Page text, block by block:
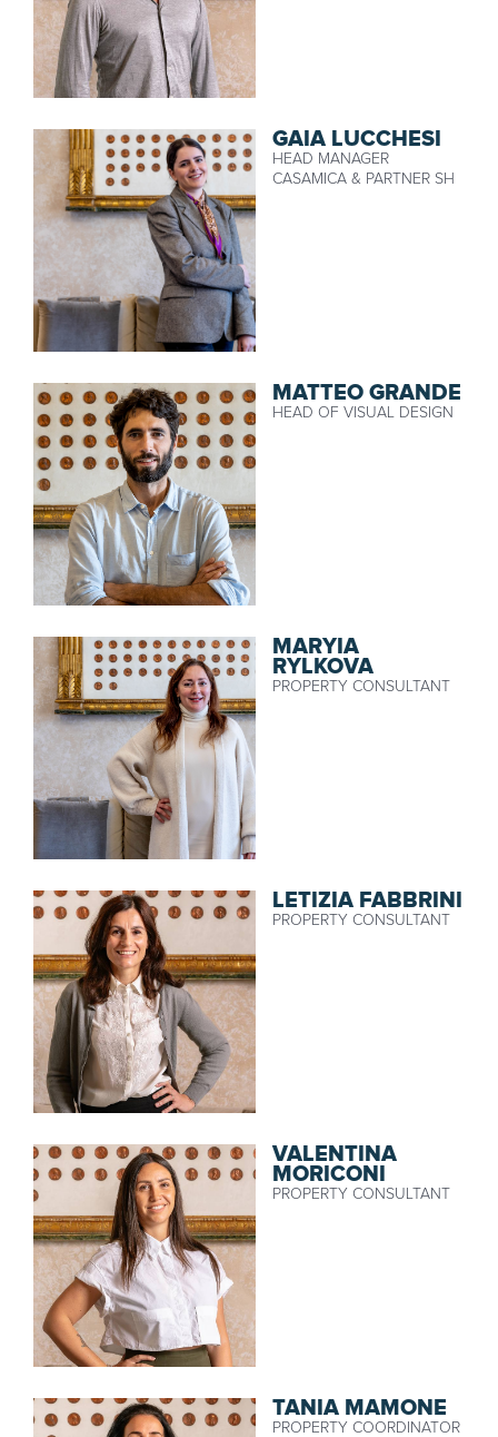
GAIA LUCCHESI
HEAD MANAGER
CASAMICA & PARTNER SH
MATTEO GRANDE
HEAD OF VISUAL DESIGN
MARYIA
RYLKOVA
PROPERTY CONSULTANT
LETIZIA FABBRINI
PROPERTY CONSULTANT
VALENTINA
MORICONI
PROPERTY CONSULTANT
TANIA MAMONE
PROPERTY COORDINATOR